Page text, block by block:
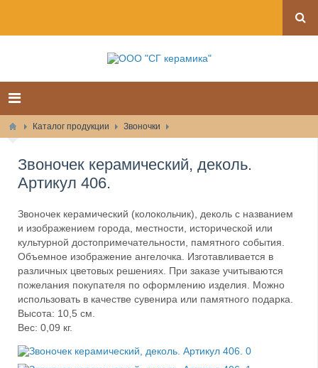
Каталог продукции Звоночки
Звоночек керамический, деколь.
Артикул 406.
Звоночек керамический (колокольчик), деколь с названием
и изображением города, местности, исторической или
культурной достопримечательности, памятного события.
Объемное изображение ангелочка. Изготавливается в
различных цветовых решениях. При заказе учитываются
пожелания покупателя по оформлению изделия. Можно
использовать в качестве сувенира или памятного подарка.
Высота: 10,5 см.
Вес: 0,09 кг.